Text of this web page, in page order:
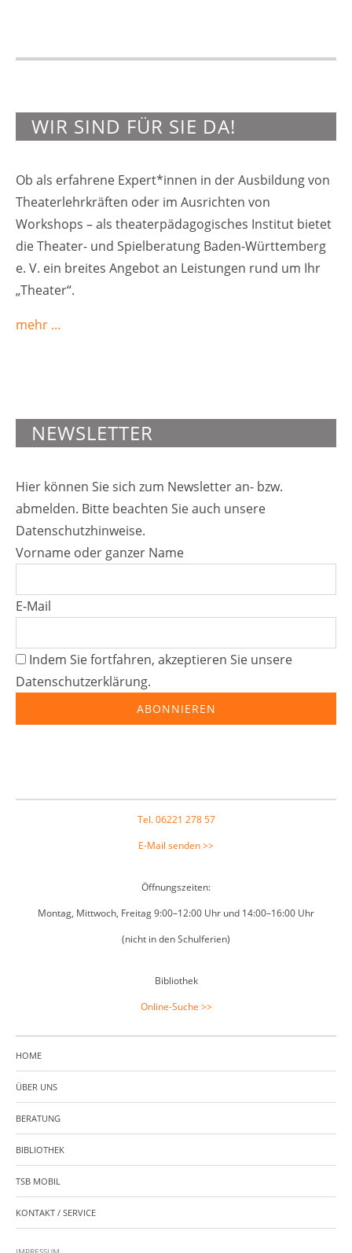
WIR SIND FÜR SIE DA!
Ob als erfahrene Expert*innen in der Ausbildung von
Theaterlehrkräften oder im Ausrichten von
Workshops – als theaterpädagogisches Institut bietet
die Theater- und Spielberatung Baden-Württemberg
e. V. ein breites Angebot an Leistungen rund um Ihr
„Theater“.
mehr …
NEWSLETTER
Hier können Sie sich zum Newsletter an- bzw.
abmelden. Bitte beachten Sie auch unsere
Datenschutzhinweise.
Vorname oder ganzer Name
E-Mail
Indem Sie fortfahren, akzeptieren Sie unsere
Datenschutzerklärung.
Primary
Tel. 06221 278 57
E-Mail senden >>
Öffnungszeiten:
Montag, Mittwoch, Freitag 9:00–12:00 Uhr und 14:00–16:00 Uhr
(nicht in den Schulferien)
Bibliothek
Online-Suche >>
HOME
ÜBER UNS
BERATUNG
BIBLIOTHEK
TSB MOBIL
KONTAKT / SERVICE